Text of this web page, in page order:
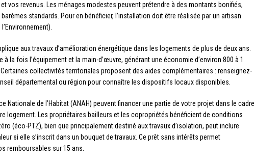
vos revenus. Les ménages modestes peuvent prétendre à des montants bonifiés,
standards. Pour en bénéficier, l’installation doit être réalisée par un artisan
aux travaux d’amélioration énergétique dans les logements de plus de deux ans.
la fois l’équipement et la main-d’œuvre, générant une économie d’environ 800 à 1
collectivités territoriales proposent des aides complémentaires : renseignez-
départemental ou région pour connaître les dispositifs locaux disponibles.
Nationale de l’Habitat (ANAH) peuvent financer une partie de votre projet dans le cadre
logement. Les propriétaires bailleurs et les copropriétés bénéficient de conditions
(éco-PTZ), bien que principalement destiné aux travaux d’isolation, peut inclure
si elle s’inscrit dans un bouquet de travaux. Ce prêt sans intérêts permet
remboursables sur 15 ans.